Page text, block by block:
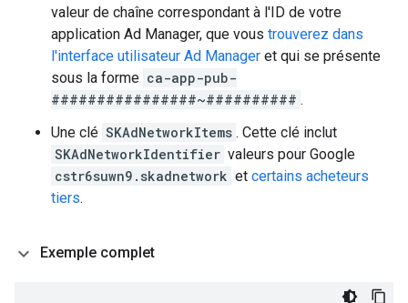
valeur de chaîne correspondant à l'ID de votre
application Ad Manager, que vous trouverez dans
l'interface utilisateur Ad Manager et qui se présente
sous la forme ca-app-pub-
################~########## .
Une clé SKAdNetworkItems . Cette clé inclut
SKAdNetworkIdentifier valeurs pour Google
cstr6suwn9.skadnetwork et certains acheteurs
tiers.
Exemple complet